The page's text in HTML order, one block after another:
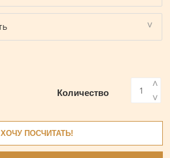
Количество >
<
ХОЧУ ПОСЧИТАТЬ!